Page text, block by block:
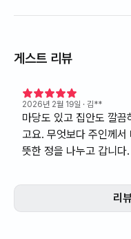
게스트 리뷰
2026년 2월 19일 · 김**
마당도 있고 집안도 깔끔
고요. 무엇보다 주인께서
뜻한 정을 나누고 갑니다. 또한 가성
리